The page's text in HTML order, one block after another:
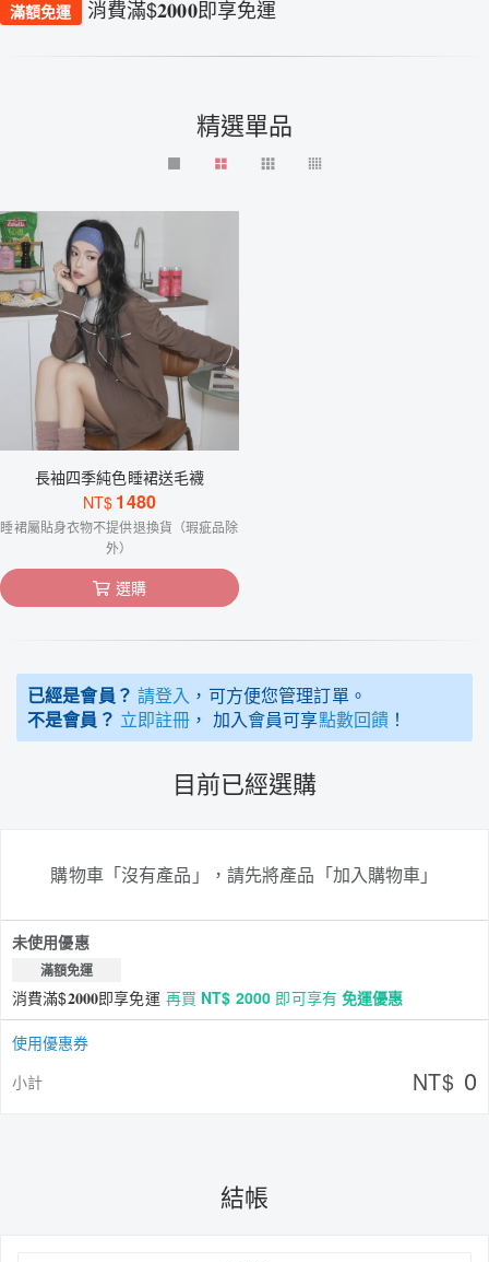
滿額免運 消費滿$𝟐𝟎𝟎𝟎即享免運
精選單品
長袖四季純色睡裙送毛襪
NT$ 1480
睡裙屬貼身衣物不提供退換貨（瑕疵品除
外）
選購
已經是會員？ 請登入 ，可方便您管理訂單。
不是會員？ 立即註冊 ， 加入會員可享點數回饋！
目前已經選購
購物車「沒有產品」，請先將產品「加入購物車」
未使用優惠
滿額免運
消費滿$𝟐𝟎𝟎𝟎即享免運 再買 NT$ 2000 即可享有免運優惠
使用優惠券
小計
NT$ 0
結帳